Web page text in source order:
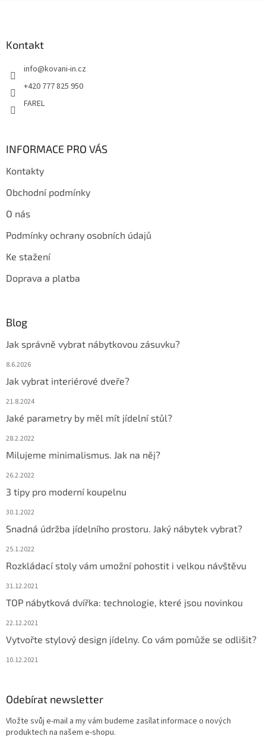
Kontakt
info@kovani-in.cz
+420 777 825 950
FAREL
INFORMACE PRO VÁS
Kontakty
Obchodní podmínky
O nás
Podmínky ochrany osobních údajů
Ke stažení
Doprava a platba
Blog
Jak správně vybrat nábytkovou zásuvku?
8.6.2026
Jak vybrat interiérové dveře?
21.8.2024
Jaké parametry by měl mít jídelní stůl?
28.2.2022
Milujeme minimalismus. Jak na něj?
26.2.2022
3 tipy pro moderní koupelnu
30.1.2022
Snadná údržba jídelního prostoru. Jaký nábytek vybrat?
25.1.2022
Rozkládací stoly vám umožní pohostit i velkou návštěvu
31.12.2021
TOP nábytková dvířka: technologie, které jsou novinkou
22.12.2021
Vytvořte stylový design jídelny. Co vám pomůže se odlišit?
10.12.2021
Odebírat newsletter
Vložte svůj e-mail a my vám budeme zasílat informace o nových
produktech na našem e-shopu.